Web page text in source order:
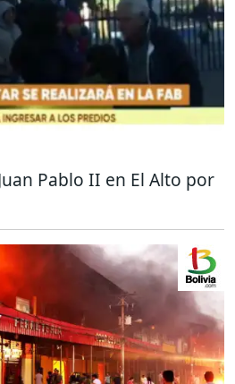
Pablo II en El Alto por